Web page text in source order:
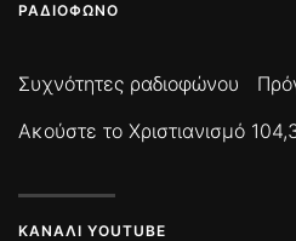
ΡΑΔΙΌΦΩΝΟ
Συχνότητες ραδιοφώνου
Ακούστε το Χριστιανισμό
ΚΑΝΆΛΙ YOUTUBE